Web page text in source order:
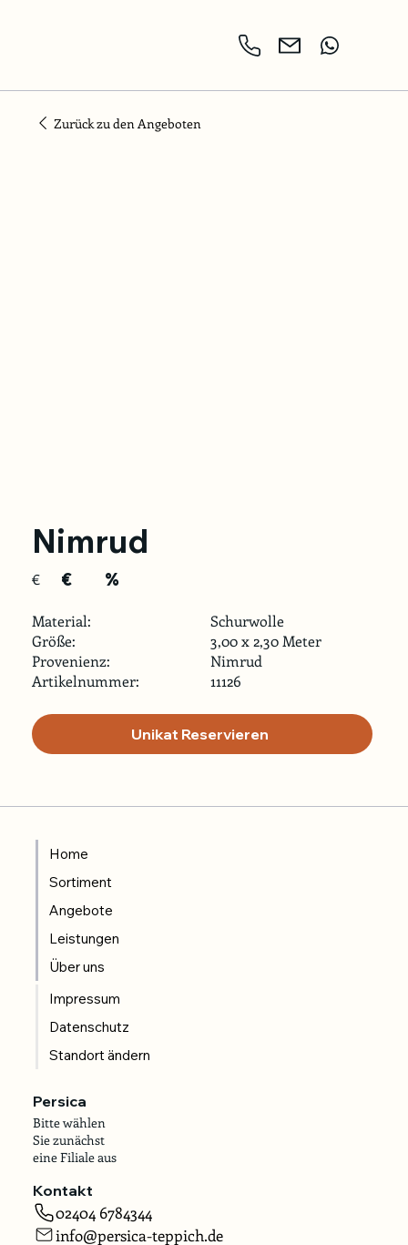
Zurück zu den Angeboten
Nimrud
€ € %
Material:
Größe:
Provenienz:
Artikelnummer:
Unikat Reservieren
Schurwolle
3,00 x 2,30 Meter
Nimrud
11126
Home
Sortiment
Angebote
Leistungen
Über uns
Impressum
Datenschutz
Standort ändern
Persica
Bitte wählen
Sie zunächst
eine Filiale aus
Kontakt
02404 6784344
info@persica-teppich.de